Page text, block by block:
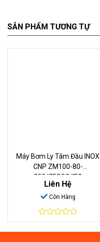
SẢN PHẨM TƯƠNG TỰ
Máy Bơm Ly Tâm Đầu INOX
CNP ZM100-80-
250/75SSC/IE3
Liên Hệ
Còn Hàng
0
out